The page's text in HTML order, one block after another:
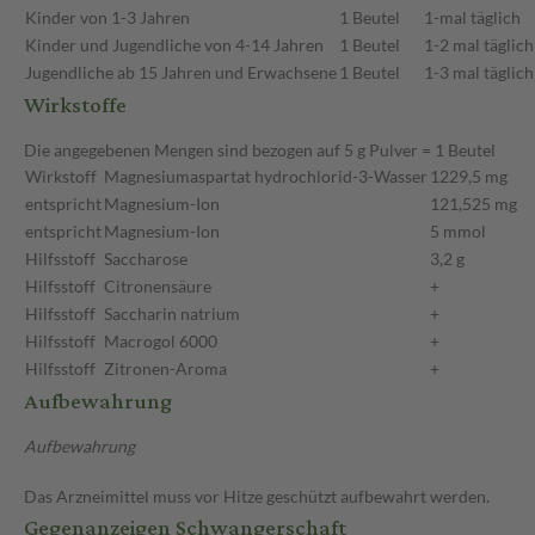
Kinder von 1-3 Jahren
1 Beutel 1-mal täglich
Kinder und Jugendliche von 4-14 Jahren
1 Beutel 1-2 mal täglich
Jugendliche ab 15 Jahren und Erwachsene 1 Beutel 1-3 mal täglich
Wirkstoffe
Die angegebenen Mengen sind bezogen auf 5 g Pulver = 1 Beutel
Wirkstoff Magnesiumaspartat hydrochlorid-3-Wasser 1229,5 mg
entsprichtMagnesium-Ion
121,525 mg
entsprichtMagnesium-Ion
5 mmol
Hilfsstoff Saccharose
3,2 g
Hilfsstoff Citronensäure
+
Hilfsstoff Saccharin natrium
+
Hilfsstoff Macrogol 6000
+
Hilfsstoff Zitronen-Aroma +
Aufbewahrung
Aufbewahrung
Das Arzneimittel muss vor Hitze geschützt aufbewahrt werden.